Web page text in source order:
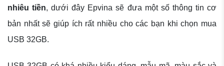
nhiêu tiền, dưới đây Epvina sẽ đưa một số thông tin cơ
bản nhất sẽ giúp ích rất nhiều cho các bạn khi chọn mua
USB 32GB.